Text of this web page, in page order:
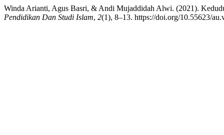
Winda Arianti, Agus Basri, & Andi Mujaddidah Alwi. (2021).
Pendidikan Dan Studi Islam, 2(1), 8–13. https://doi.org/10.55623/